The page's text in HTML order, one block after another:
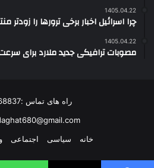
1405.04.22
چرا اسرائیل اخبار برخی ترورها را زودتر
1405.04.22
مصوبات ترافیکی جدید ملارد برای
راه های تماس :09199668837
خانه
سیاسی اجتماعی